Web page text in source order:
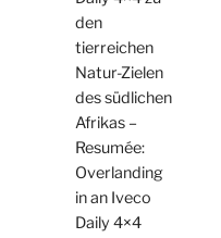
den
tierreichen
Natur-Zielen
des südlichen
Afrikas –
Resumée:
Overlanding
in an Iveco
Daily 4×4